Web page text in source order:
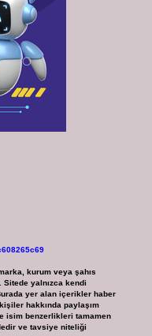
kurum veya şahıs
Sitede yalnızca kendi
yer alan içerikler haber
hakkında paylaşım
isim benzerlikleri tamamen
ve tavsiye niteliği